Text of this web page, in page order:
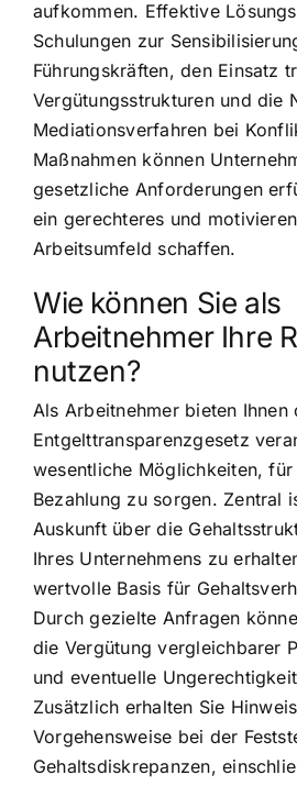
aufkommen. Effektive
Schulungen zur
Führungskräften, den Einsatz
Vergütungsstrukturen und die
Mediationsverfahren bei
Maßnahmen können
gesetzliche Anforderungen
ein gerechteres und
Arbeitsumfeld schaffen.
Wie können Sie als
Arbeitnehmer Ihre
nutzen?
Als Arbeitnehmer bieten Ihnen
Entgelttransparenzgesetz
wesentliche Möglichkeiten,
Bezahlung zu sorgen. Zentral
Auskunft über die
Ihres Unternehmens zu
wertvolle Basis für
Durch gezielte Anfragen
die Vergütung vergleichbarer
und eventuelle
Zusätzlich erhalten Sie
Vorgehensweise bei der
Gehaltsdiskrepanzen,